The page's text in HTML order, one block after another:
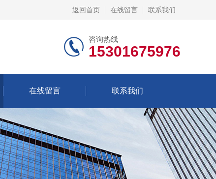
返回首页 在线留言 联系我们
咨询热线
15301675976
在线留言 联系我们